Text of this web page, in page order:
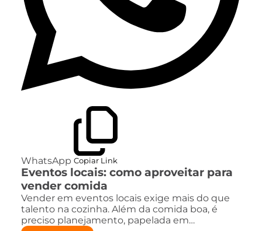
WhatsApp Copiar Link
Eventos locais: como aproveitar para
vender comida
Vender em eventos locais exige mais do que
talento na cozinha. Além da comida boa, é
preciso planejamento, papelada em…